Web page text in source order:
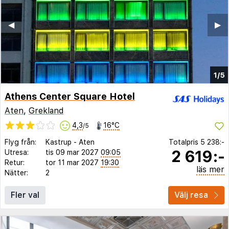
1/5
▶︎
◀︎
Athens Center Square Hotel
Aten, Grekland
4,3/5 16°C
Flyg från: Kastrup - Aten
Utresa:
tis 09 mar 2027 09:05
Retur:
tor 11 mar 2027 19:30
Nätter:
2
Totalpris 5 238:-
2 619:-
läs mer
Fler val Välj resa